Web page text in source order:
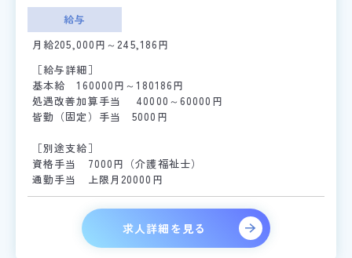
給与
月給205,000円～245,186円
［給与詳細］
基本給 160000円～180186円
処遇改善加算手当 40000～60000円
皆勤（固定）手当 5000円
［別途支給］
資格手当 7000円（介護福祉士）
通勤手当 上限月20000円
求人詳細を見る